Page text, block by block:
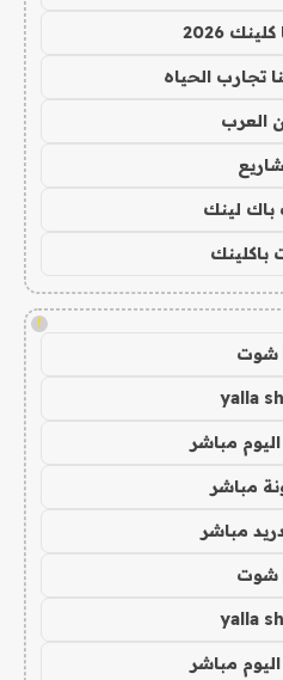
2026
تجارب الحياه
العرب
باك لينك
باكلينك
!
شوت
yalla
مباشر
مباشر
مباشر
شوت
yalla
مباشر